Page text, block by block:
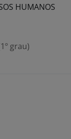
HUMANOS
grau)